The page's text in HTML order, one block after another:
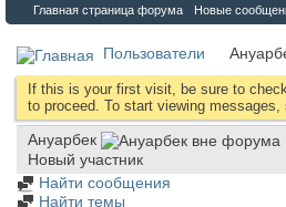
Главная страница форума Новые
Пользователи
If this is your first visit, be sure to
to proceed. To start viewing
Ануарбек
Новый участник
Найти сообщения
Найти темы